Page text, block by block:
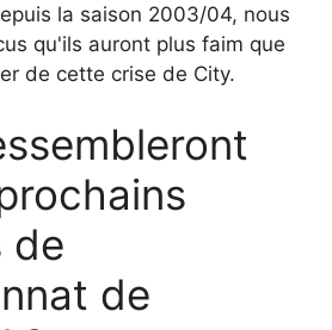
la saison 2003/04, nous
qu'ils auront plus faim que
de cette crise de City.
de
de